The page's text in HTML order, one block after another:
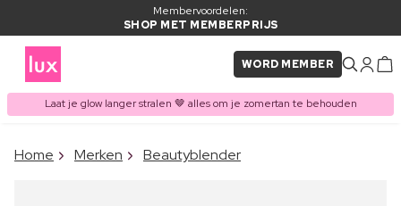
Membervoordelen:
SHOP MET MEMBERPRIJS
WORD MEMBER
Laat je glow langer stralen 🤎 alles om je zomertan te behouden
ITEM TOEGEVOEGD AAN
Vaak samen gekocht met
Home Merken Beautyblender